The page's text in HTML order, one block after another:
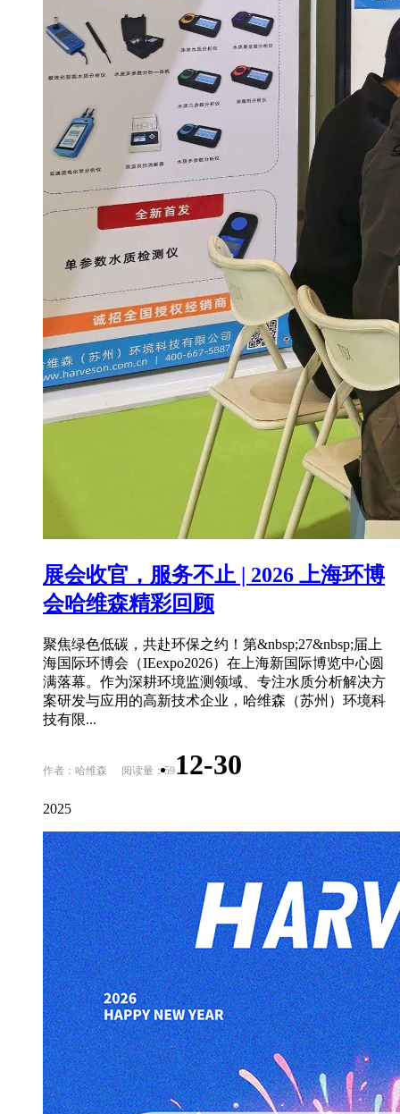
展会收官，服务不止 | 2026 上海环博
会哈维森精彩回顾
聚焦绿色低碳，共赴环保之约！第&nbsp;27&nbsp;届上
海国际环博会（IEexpo2026）在上海新国际博览中心圆
满落幕。作为深耕环境监测领域、专注水质分析解决方
案研发与应用的高新技术企业，哈维森（苏州）环境科
技有限...
作者：哈维森 阅读量：5912-30
2025